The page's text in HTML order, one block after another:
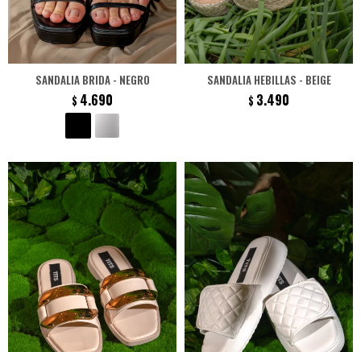
SANDALIA BRIDA - NEGRO
$ 4.690
SANDALIA HEBILLAS - BEIGE
$ 3.490